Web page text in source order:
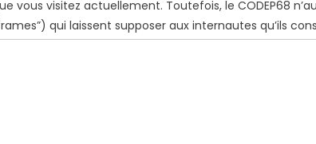
vous visitez actuellement. Toutefois, le CODEP68
qui laissent supposer aux internautes qu’ils